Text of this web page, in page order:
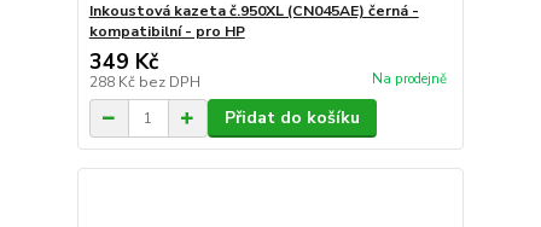
Inkoustová kazeta č.950XL (CN045AE) černá -
kompatibilní - pro HP
349 Kč
288 Kč bez DPH Na prodejně
Přidat do košíku